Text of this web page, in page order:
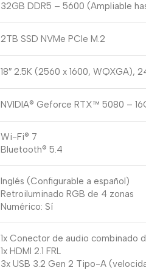
32GB DDR5 – 5600 (Ampliable
2TB SSD NVMe PCIe M.2
18″ 2.5K (2560 x 1600, WQXGA),
NVIDIA® Geforce RTX™ 5080 –
Wi-Fi® 7
Bluetooth® 5.4
Inglés (Configurable a español)
Retroiluminado RGB de 4 zonas
Numérico: Sí
1x Conector de audio combinado
1x HDMI 2.1 FRL
3x USB 3.2 Gen 2 Tipo-A